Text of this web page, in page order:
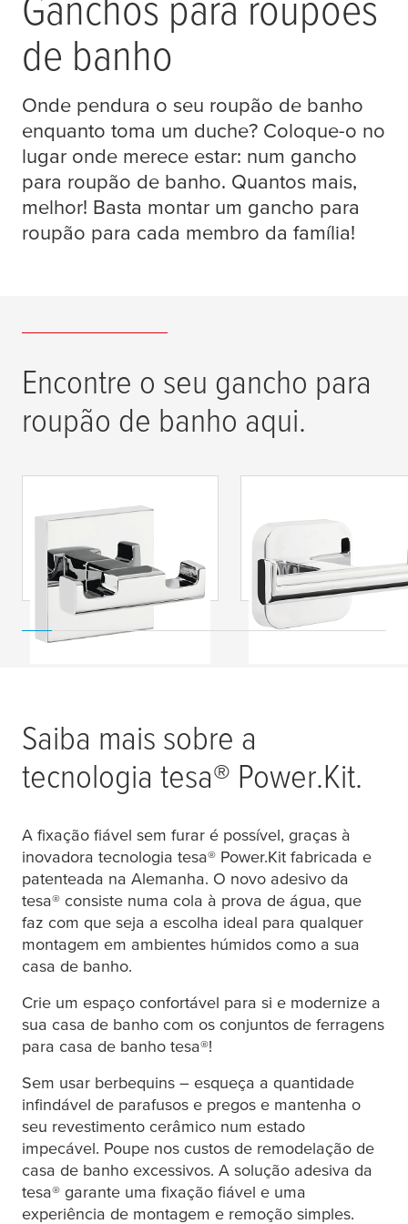
de banho
Onde pendura o seu roupão de banho
enquanto toma um duche? Coloque-o no
lugar onde merece estar: num gancho
para roupão de banho. Quantos mais,
melhor! Basta montar um gancho para
roupão para cada membro da família!
Encontre o seu gancho para
roupão de banho aqui.
tesa® DELUXXE
Double Hook, Self-
Adhesive, Chromed
Metal
® Elegaant
Gancho para
autoadesivo, metal
cromado, design
exclusivo
Saiba mais sobre a
tecnologia tesa® Power.Kit.
A fixação fiável sem furar é possível, graças à
inovadora tecnologia tesa® Power.Kit fabricada e
patenteada na Alemanha. O novo adesivo da
tesa® consiste numa cola à prova de água, que
faz com que seja a escolha ideal para qualquer
montagem em ambientes húmidos como a sua
casa de banho.
Crie um espaço confortável para si e modernize a
sua casa de banho com os conjuntos de ferragens
para casa de banho tesa®!
Sem usar berbequins – esqueça a quantidade
infindável de parafusos e pregos e mantenha o
seu revestimento cerâmico num estado
impecável. Poupe nos custos de remodelação de
casa de banho excessivos. A solução adesiva da
tesa® garante uma fixação fiável e uma
experiência de montagem e remoção simples.